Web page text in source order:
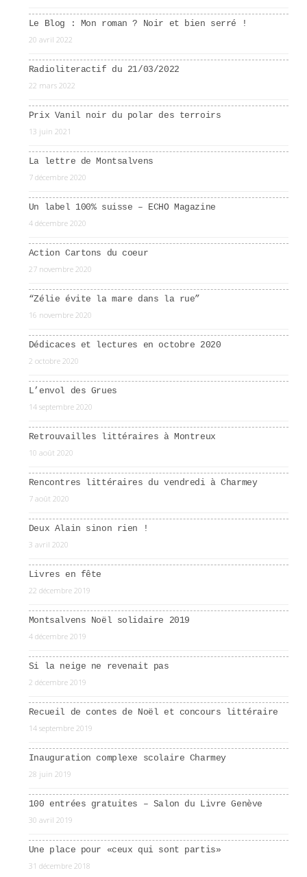
Le Blog : Mon roman ? Noir et bien serré !
20 avril 2022
Radioliteractif du 21/03/2022
22 mars 2022
Prix Vanil noir du polar des terroirs
13 juin 2021
La lettre de Montsalvens
7 décembre 2020
Un label 100% suisse – ECHO Magazine
4 décembre 2020
Action Cartons du coeur
27 novembre 2020
“Zélie évite la mare dans la rue”
16 novembre 2020
Dédicaces et lectures en octobre 2020
2 octobre 2020
L’envol des Grues
14 septembre 2020
Retrouvailles littéraires à Montreux
10 août 2020
Rencontres littéraires du vendredi à Charmey
7 août 2020
Deux Alain sinon rien !
3 avril 2020
Livres en fête
22 décembre 2019
Montsalvens Noël solidaire 2019
4 décembre 2019
Si la neige ne revenait pas
2 décembre 2019
Recueil de contes de Noël et concours littéraire
14 septembre 2019
Inauguration complexe scolaire Charmey
28 juin 2019
100 entrées gratuites – Salon du Livre Genève
30 avril 2019
Une place pour «ceux qui sont partis»
31 décembre 2018